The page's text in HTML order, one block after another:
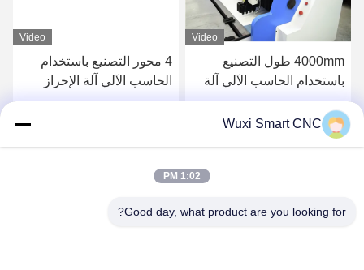
Video
4000mm طول التصنيع
باستخدام الحاسب الآلي آلة
الإحراز صلابة جيدة مع ضبط
نظام السكين
احصل على أفضل سعر
Video
4 محور التصنيع باستخدام
الحاسب الآلي آلة الإحراز
سهلة الأسلاك لوحة
Wuxi Smart CNC
1:02 PM
Good day, what product are you looking for?